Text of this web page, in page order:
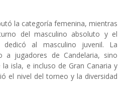
la categoría femenina, mientras
del masculino absoluto y el
al masculino juvenil. La
jugadores de Candelaria, sino
isla, e incluso de Gran Canaria y
el nivel del torneo y la diversidad